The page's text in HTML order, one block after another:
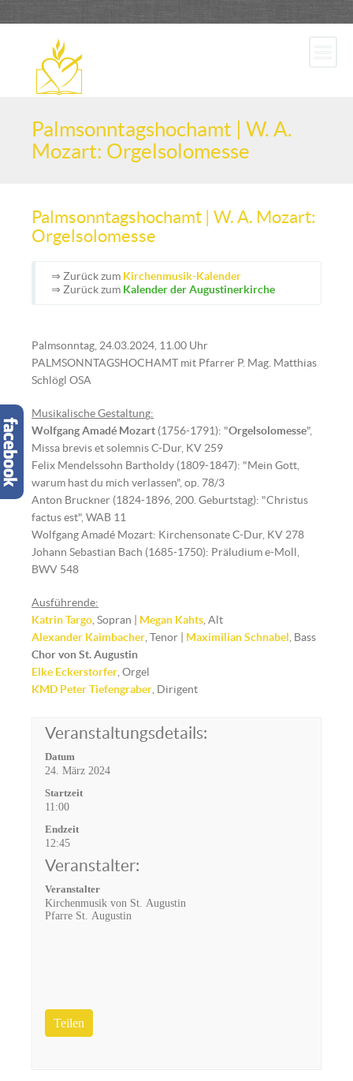
Palmsonntagshochamt | W. A.
Mozart: Orgelsolomesse
Palmsonntagshochamt | W. A. Mozart:
Orgelsolomesse
⇒ Zurück zum Kirchenmusik-Kalender
⇒ Zurück zum Kalender der Augustinerkirche
Palmsonntag, 24.03.2024, 11.00 Uhr
PALMSONNTAGSHOCHAMT mit Pfarrer P. Mag. Matthias
Schlögl OSA
Musikalische Gestaltung:
Wolfgang Amadé Mozart (1756-1791): "Orgelsolomesse",
Missa brevis et solemnis C-Dur, KV 259
Felix Mendelssohn Bartholdy (1809-1847): "Mein Gott,
warum hast du mich verlassen", op. 78/3
Anton Bruckner (1824-1896, 200. Geburtstag): "Christus
factus est", WAB 11
Wolfgang Amadé Mozart: Kirchensonate C-Dur, KV 278
Johann Sebastian Bach (1685-1750): Präludium e-Moll,
BWV 548
Ausführende:
Katrin Targo , Sopran | Megan Kahts , Alt
Alexander Kaimbacher , Tenor | Maximilian Schnabel , Bass
Chor von St. Augustin
Elke Eckerstorfer , Orgel
KMD Peter Tiefengraber , Dirigent
Veranstaltungsdetails:
Datum
24. März 2024
Startzeit
11:00
Endzeit
12:45
Veranstalter:
Veranstalter
Kirchenmusik von St. Augustin
Pfarre St. Augustin
Teilen